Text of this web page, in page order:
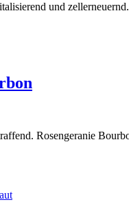
und
Rosengeranie